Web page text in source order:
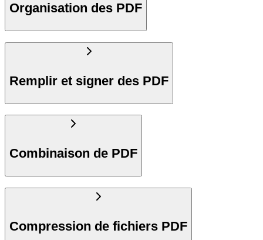
Organisation des PDF
Remplir et signer des PDF
Combinaison de PDF
Compression de fichiers PDF